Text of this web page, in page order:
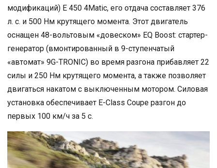
модификаций) E 450 4Matic, его отдача составляет 376
л. с. и 500 Нм крутящего момента. Этот двигатель
оснащен 48-вольтовым «довеском» EQ Boost: стартер-
генератор (вмонтированный в 9-ступенчатый
«автомат» 9G-TRONIC) во время разгона прибавляет 22
силы и 250 Нм крутящего момента, а также позволяет
двигаться накатом с выключенным мотором. Силовая
установка обеспечивает E-Class Coupe разгон до
первых 100 км/ч за 5 с.